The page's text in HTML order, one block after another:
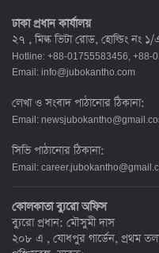
ঢাকা প্রধান কার্যালয়
২৭ , মিল্ক ভিটা রোড, হোল্ডিং নং
Hotline: +88-01755583456, +88-
Email: info@jubokantho.com
লেখা ও সংবাদ পাঠানোর ঠিকানা:
Email:
সিভি পাঠানোর ঠিকানা:
Email:
কোলকাতা ব্যুরো অফিস
ব্যুরো প্রধান: মৌসুমী দাস
২০৮ এ , যোধপুর গার্ডেন, প্রথম